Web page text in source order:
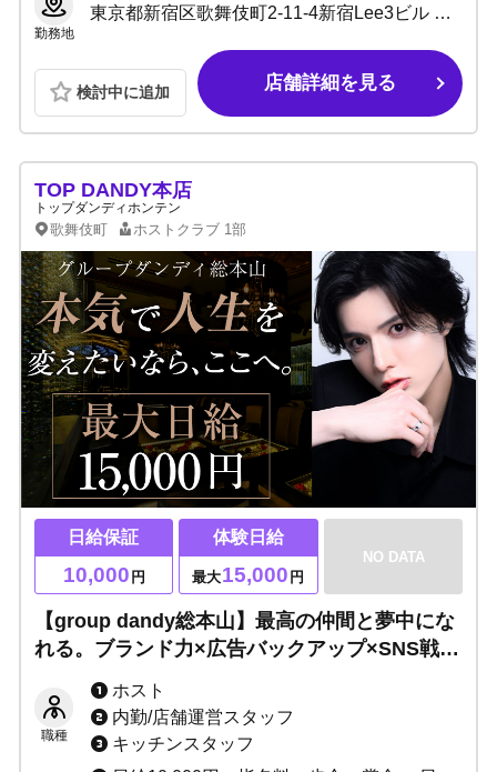
勤務地
東京都新宿区歌舞伎町2-11-4新宿Lee3ビル B2F
検討中に追加 店舗詳細を見る
TOP DANDY本店
トップダンディホンテン
歌舞伎町 ホストクラブ 1部
日給保証
10,000 円
体験日給
最大15,000 円
NO DATA
【group dandy総本山】最高の仲間と夢中にな
れる。ブランド力×広告バックアップ×SNS戦略
で徹底サポート！TOP DANDYだからこそでき
る育成システム◎アナタを引き立たせるステー
ジがここにあります。
職種
ホスト
内勤/店舗運営スタッフ
キッチンスタッフ